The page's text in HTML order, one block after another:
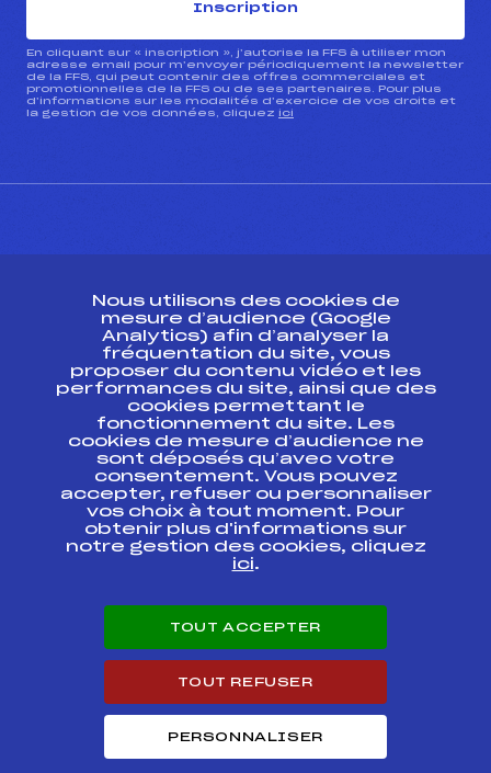
Inscription
En cliquant sur « inscription », j’autorise la FFS à utiliser mon
adresse email pour m’envoyer périodiquement la newsletter
de la FFS, qui peut contenir des offres commerciales et
promotionnelles de la FFS ou de ses partenaires. Pour plus
d’informations sur les modalités d’exercice de vos droits et
la gestion de vos données, cliquez ici
Ressources
Pass’Neige
Projet sportif fédéral
Projet de performance fédéral
Antidopage
Pôle Développement, Formation, Suivi
Scientifique
Listes ministérielles
Pôle vie de l’athlète
Enseignement professionnel
Carrières
Nous utilisons des cookies de
mesure d’audience (Google
Analytics) afin d’analyser la
fréquentation du site, vous
proposer du contenu vidéo et les
performances du site, ainsi que des
cookies permettant le
fonctionnement du site. Les
cookies de mesure d’audience ne
sont déposés qu’avec votre
consentement. Vous pouvez
accepter, refuser ou personnaliser
vos choix à tout moment. Pour
obtenir plus d'informations sur
notre gestion des cookies, cliquez
ici.
TOUT ACCEPTER
TOUT REFUSER
PERSONNALISER